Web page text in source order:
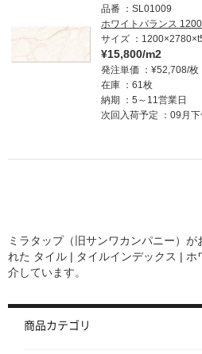
品番
SL01009
ホワイトバランス
サイズ
¥15,800/m2
発注単価
¥52,708/枚
在庫
61枚
納期
5～11営業日
次回入荷予定
09月
ミラタップ（旧サンワカンパニー）
れた タイル | タイルインデックス |
介しています。
商品カテゴリ